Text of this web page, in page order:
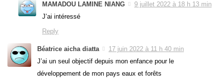
MAMADOU LAMINE NIANG
9 juillet 2022 à 18 h 13 min
J’ai intéressé
Reply
Béatrice aicha diatta
17 juin 2022 à 11 h 40 min
J’ai un seul objectif depuis mon enfance pour le
développement de mon pays eaux et forêts